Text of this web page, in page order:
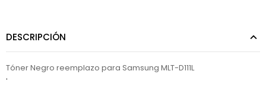
DESCRIPCIÓN
Tóner Negro reemplazo para Samsung MLT-D111L
'